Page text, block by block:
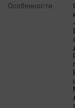
Особенности